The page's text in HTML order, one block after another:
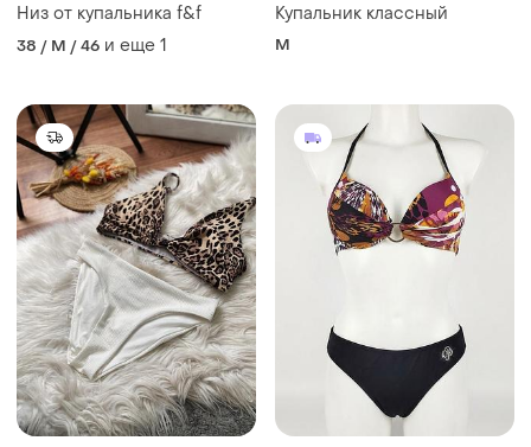
Низ от купальника f&f
38 / M / 46 и еще 1
Купальник классный
M